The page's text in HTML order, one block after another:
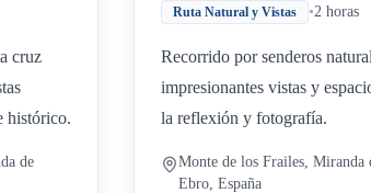
cruz
histórico.
de
Ruta Natural y Vistas •2 horas
Recorrido por senderos
impresionantes vistas y
la reflexión y fotografía.
Monte de los Frailes, Miranda
Ebro, España